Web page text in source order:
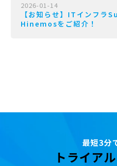
2026-01-14
【お知らせ】ITインフラ
Hinemosをご紹介！
最短3分
トライア